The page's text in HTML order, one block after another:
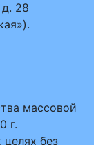
28
массовой
г.
без